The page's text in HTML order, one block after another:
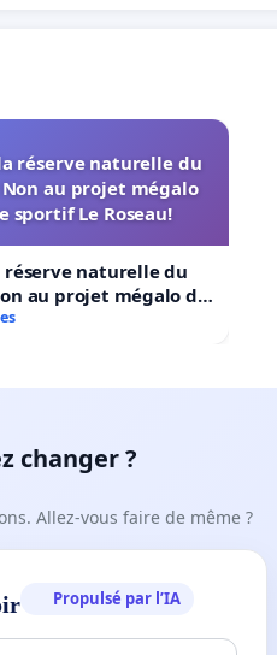
réserve naturelle du
au projet mégalo
sportif Le Roseau!
réserve naturelle du
au projet mégalo du
Roseau!
changer ?
Allez-vous faire de même ?
Propulsé par l’IA